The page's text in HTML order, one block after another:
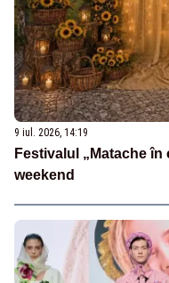
9 iul. 2026, 14:19
Festivalul „Matache
weekend